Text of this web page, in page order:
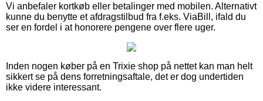
Vi anbefaler kortkøb eller betalinger med mobilen. Alternativt
kunne du benytte et afdragstilbud fra f.eks. ViaBill, ifald du
ser en fordel i at honorere pengene over flere uger.
Inden nogen køber på en Trixie shop på nettet kan man helt
sikkert se på dens forretningsaftale, det er dog undertiden
ikke videre interessant.